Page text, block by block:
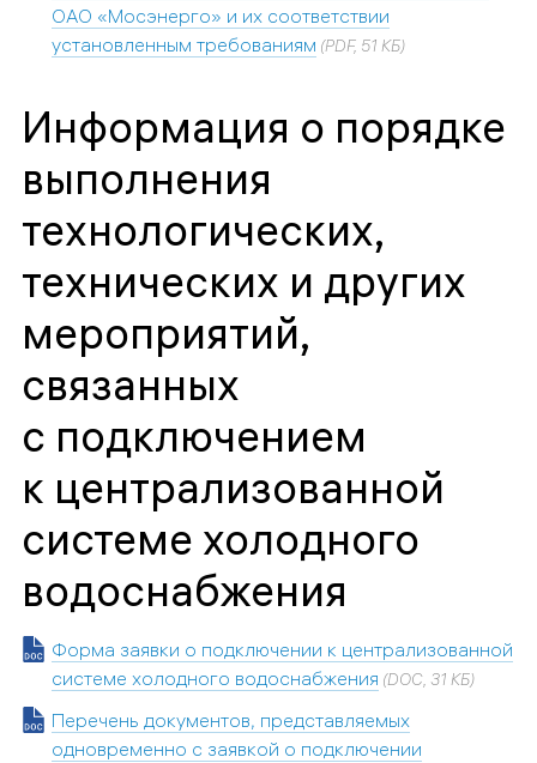
ОАО «Мосэнерго» и их соответствии
установленным требованиям (PDF, 51 КБ)
Информация о порядке
выполнения
технологических,
технических и других
мероприятий,
связанных
с подключением
к централизованной
системе холодного
водоснабжения
Форма заявки о подключении к централизованной
системе холодного водоснабжения (DOC, 31 КБ)
Перечень документов, представляемых
одновременно с заявкой о подключении